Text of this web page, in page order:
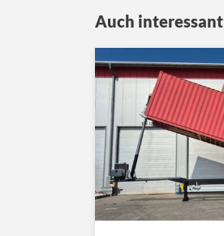
Auch interessant